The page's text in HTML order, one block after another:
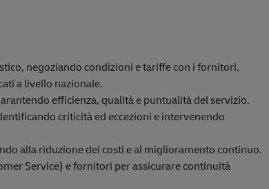
negoziando condizioni e tariffe con i fornitori.
a livello nazionale.
efficienza, qualità e puntualità del servizio.
criticità ed eccezioni e intervenendo
alla riduzione dei costi e al miglioramento continuo.
Service) e fornitori per assicurare continuità